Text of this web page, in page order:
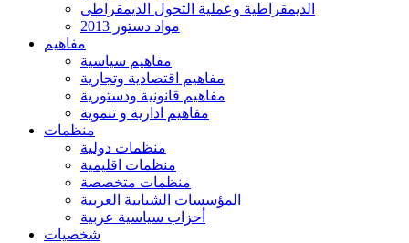
الديمقراطية وعملية التحول الديمقراطى
مواد دستور 2013
مفاهيم
مفاهيم سياسية
مفاهيم اقتصادية وتجارية
مفاهيم قانونية ودستورية
مفاهيم ادارية و تنموية
منظمات
منظمات دولية
منظمات اقليمية
منظمات متخصصة
المؤسسات الشبابية العربية
أحزاب سياسية عربية
شخصيات